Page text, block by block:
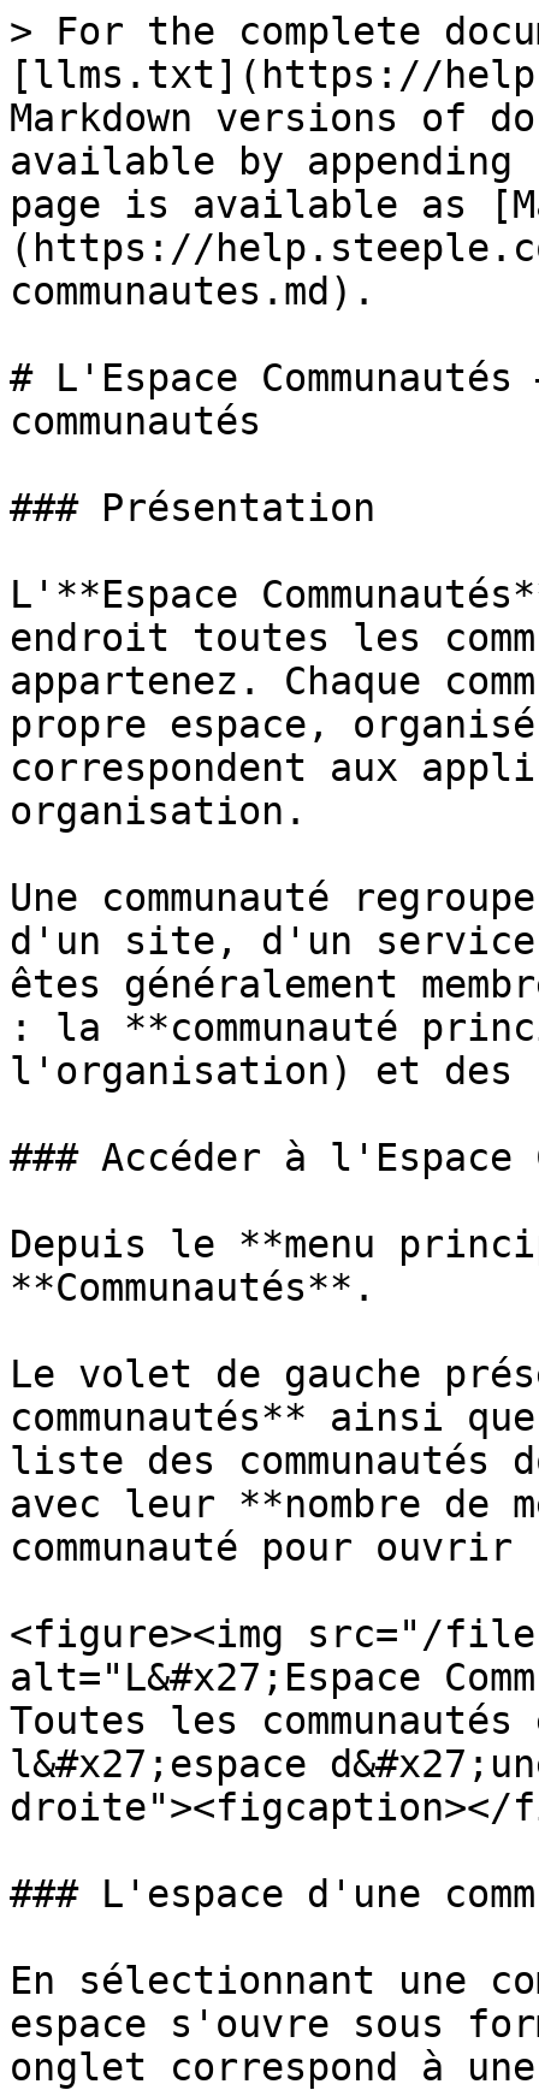
> For the complete
[llms.txt](https://
Markdown versions of
available by
page is available as
(https://
communautes.md).
# L'Espace
communautés
### Présentation
L'**Espace
endroit toutes les
appartenez. Chaque
propre espace,
correspondent aux
organisation.
Une communauté
d'un site, d'un service
êtes généralement
: la **communauté
l'organisation) et des
### Accéder à l'Espace
Depuis le **menu
**Communautés**.
Le volet de gauche
communautés** ainsi
liste des
avec leur **nombre de
communauté pour ouvrir
<figure><img src="/
alt="L&#x27;Espace
Toutes les
l&#x27;espace
droite"><figcaption></
### L'espace d'une
En sélectionnant une
espace s'ouvre sous
onglet correspond à